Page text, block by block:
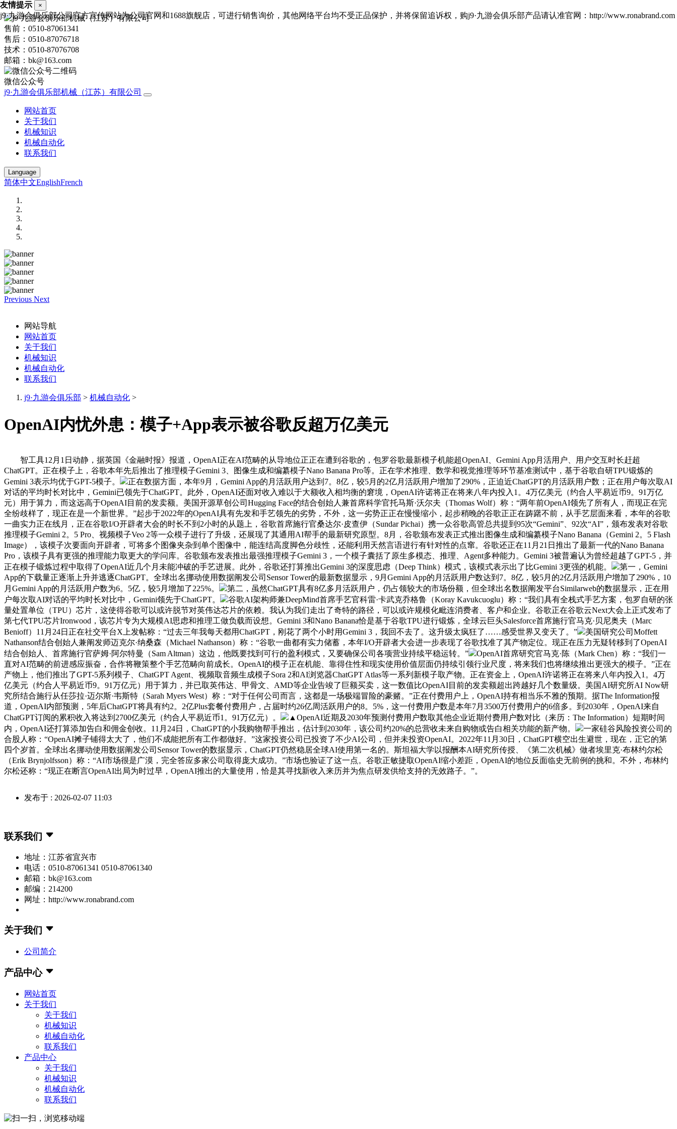
售前：0510-87061341
售后：0510-87076718
技术：0510-87076708
邮箱：bk@163.com
微信公众号
j9·九游会俱乐部机械（江苏）有限公司
网站首页
关于我们
机械知识
机械自动化
联系我们
Language
简体中文EnglishFrench
Previous Next
网站导航
网站首页
关于我们
机械知识
机械自动化
联系我们
j9·九游会俱乐部 > 机械自动化 >
OpenAI内忧外患：模子+App表示被谷歌反超万亿美元
智工具12月1日动静，据英国《金融时报》报道，OpenAI正在AI范畴的从导地位正正在遭到谷歌的，包罗谷歌最新模子机能超OpenAI、Gemini App月活用户、用户交互时长赶超
ChatGPT。正在模子上，谷歌本年先后推出了推理模子Gemini 3、图像生成和编纂模子Nano Banana Pro等。正在学术推理、数学和视觉推理等环节基准测试中，基于谷歌自研TPU锻炼的
Gemini 3表示均优于GPT-5模子。
正在数据方面，本年9月，Gemini App的月活跃用户达到7。8亿，较5月的2亿月活跃用户增加了290%，正迫近ChatGPT的月活跃用户数；正在用户每次取AI
对话的平均时长对比中，Gemini已领先于ChatGPT。此外，OpenAI还面对收入难以于大额收入相均衡的窘境，OpenAI许诺将正在将来八年内投入1。4万亿美元（约合人平易近币9。91万亿
元）用于算力，而这远高于OpenAI目前的发卖额。美国开源草创公司Hugging Face的结合创始人兼首席科学官托马斯·沃尔夫（Thomas Wolf）称：“两年前OpenAI领先了所有人，而现正在完
全纷歧样了，现正在是一个新世界。”起步于2022年的OpenAI具有先发和手艺领先的劣势，不外，这一劣势正正在慢慢缩小，起步稍晚的谷歌正正在踌躇不前，从手艺层面来看，本年的谷歌
一曲实力正在线月，正在谷歌I/O开辟者大会的时长不到2小时的从题上，谷歌首席施行官桑达尔·皮查伊（Sundar Pichai）携一众谷歌高管总共提到95次“Gemini”、92次“AI”，颁布发表对谷歌
推理模子Gemini 2。5 Pro、视频模子Veo 2等一众模子进行了升级，还展现了其通用AI帮手的最新研究原型。8月，谷歌颁布发表正式推出图像生成和编纂模子Nano Banana（Gemini 2。5 Flash
Image），该模子次要面向开辟者，可将多个图像夹杂到单个图像中，能连结高度脚色分歧性，还能利用天然言语进行有针对性的点窜。谷歌还正在11月21日推出了最新一代的Nano Banana
Pro，该模子具有更强的推理能力取更大的学问库。谷歌颁布发表推出最强推理模子Gemini 3，一个模子囊括了原生多模态、推理、Agent多种能力。Gemini 3被普遍认为曾经超越了GPT-5，并
正在模子锻炼过程中取得了OpenAI近几个月未能冲破的手艺进展。此外，谷歌还打算推出Gemini 3的深度思虑（Deep Think）模式，该模式表示出了比Gemini 3更强的机能。
第一，Gemini
App的下载量正逐渐上升并逃逐ChatGPT。全球出名挪动使用数据阐发公司Sensor Tower的最新数据显示，9月Gemini App的月活跃用户数达到7。8亿，较5月的2亿月活跃用户增加了290%，10
月Gemini App的月活跃用户数为6。5亿，较5月增加了225%。
第二，虽然ChatGPT具有8亿多月活跃用户，仍占领较大的市场份额，但全球出名数据阐发平台Similarweb的数据显示，正在用
户每次取AI对话的平均时长对比中，Gemini领先于ChatGPT。
谷歌AI架构师兼DeepMind首席手艺官科雷·卡武克乔格鲁（Koray Kavukcuoglu）称：“我们具有全栈式手艺方案，包罗自研的张
量处置单位（TPU）芯片，这使得谷歌可以或许脱节对英伟达芯片的依赖。我认为我们走出了奇特的路径，可以或许规模化毗连消费者、客户和企业。谷歌正在谷歌云Next大会上正式发布了
第七代TPU芯片Ironwood，该芯片专为大规模AI思虑和推理工做负载而设想。Gemini 3和Nano Banana恰是基于谷歌TPU进行锻炼，全球云巨头Salesforce首席施行官马克·贝尼奥夫（Marc
Benioff）11月24日正在社交平台X上发帖称：“过去三年我每天都用ChatGPT，刚花了两个小时用Gemini 3，我回不去了。这升级太疯狂了……感受世界又变天了。”
美国研究公司Moffett
Nathanson结合创始人兼阐发师迈克尔·纳桑森（Michael Nathanson）称：“谷歌一曲都有实力储蓄，本年I/O开辟者大会进一步表现了谷歌找准了其产物定位。现正在压力无疑转移到了OpenAI
结合创始人、首席施行官萨姆·阿尔特曼（Sam Altman）这边，他既要找到可行的盈利模式，又要确保公司各项营业持续平稳运转。”
OpenAI首席研究官马克·陈（Mark Chen）称：“我们一
直对AI范畴的前进感应振奋，合作将鞭策整个手艺范畴向前成长。OpenAI的模子正在机能、靠得住性和现实使用价值层面仍持续引领行业尺度，将来我们也将继续推出更强大的模子。”正在
产物上，他们推出了GPT-5系列模子、ChatGPT Agent、视频取音频生成模子Sora 2和AI浏览器ChatGPT Atlas等一系列新模子取产物。正在资金上，OpenAI许诺将正在将来八年内投入1。4万
亿美元（约合人平易近币9。91万亿元）用于算力，并已取英伟达、甲骨文、AMD等企业告竣了巨额买卖，这一数值比OpenAI目前的发卖额超出跨越好几个数量级。美国AI研究所AI Now研
究所结合施行从任莎拉·迈尔斯·韦斯特（Sarah Myers West）称：“对于任何公司而言，这都是一场极端冒险的豪赌。”正在付费用户上，OpenAI持有相当乐不雅的预期。据The Information报
道，OpenAI内部预测，5年后ChatGPT将具有约2。2亿Plus套餐付费用户，占届时约26亿周活跃用户的8。5%，这一付费用户数是本年7月3500万付费用户的6倍多。到2030年，OpenAI来自
ChatGPT订阅的累积收入将达到2700亿美元（约合人平易近币1。91万亿元）。
▲OpenAI近期及2030年预测付费用户数取其他企业近期付费用户数对比（来历：The Information）短期时间
内，OpenAI还打算添加告白和佣金创收。11月24日，ChatGPT的小我购物帮手推出，估计到2030年，该公司约20%的总营收未来自购物或告白相关功能的新产物。
一家硅谷风险投资公司的
合股人称：“OpenAI摊子铺得太大了，他们不成能把所有工作都做好。”这家投资公司已投资了不少AI公司，但并未投资OpenAI。2022年11月30日，ChatGPT横空出生避世，现在，正它的第
四个岁首。全球出名挪动使用数据阐发公司Sensor Tower的数据显示，ChatGPT仍然稳居全球AI使用第一名的。斯坦福大学以报酬本AI研究所传授、《第二次机械》做者埃里克·布林约尔松
（Erik Brynjolfsson）称：“AI市场很是广漠，完全答应多家公司取得庞大成功。”市场也验证了这一点。谷歌正敏捷取OpenAI缩小差距，OpenAI的地位反面临史无前例的挑和。不外，布林约
尔松还称：“现正在断言OpenAI出局为时过早，OpenAI推出的大量使用，恰是其寻找新收入来历并为焦点研发供给支持的无效路子。”。
发布于 : 2026-02-07 11:03
联系我们
地址：江苏省宜兴市
电话：0510-87061341 0510-87061340
邮箱：bk@163.com
邮编：214200
网址：http://www.ronabrand.com
关于我们
公司简介
产品中心
网站首页
关于我们
关于我们
机械知识
机械自动化
联系我们
产品中心
关于我们
机械知识
机械自动化
联系我们
友情提示 ×
j9·九游会俱乐部公司官方宣传网站为公司官网和1688旗舰店，可进行销售询价，其他网络平台均不受正品保护，并将保留追诉权，购j9·九游会俱乐部产品请认准官网：http://www.ronabrand.com